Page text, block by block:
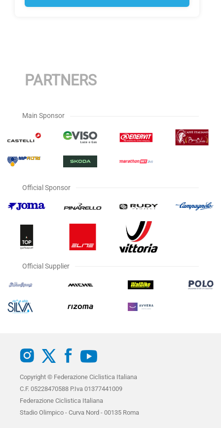
PARTNERS
Main Sponsor
Official Sponsor
Official Supplier
Copyright © Federazione Ciclistica Italiana
C.F. 05228470588 P.Iva 01377441009
Federazione Ciclistica Italiana
Stadio Olimpico - Curva Nord - 00135 Roma